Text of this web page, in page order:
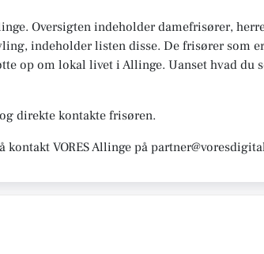
Oversigten indeholder damefrisører,
indeholder listen disse. De frisører som
op om lokal livet i Allinge. Uanset hvad
direkte kontakte frisøren.
VORES Allinge på